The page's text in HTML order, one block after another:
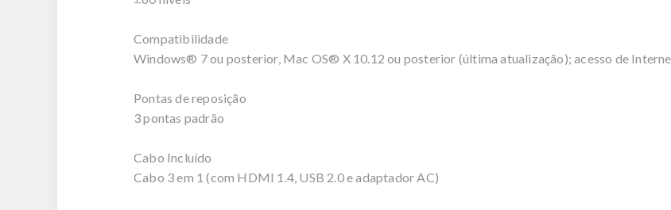
Compatibilidade
Windows® 7 ou posterior, Mac OS® X 10.12 ou posterior (última atualização); acesso de
Pontas de reposição
3 pontas padrão
Cabo Incluído
Cabo 3 em 1 (com HDMI 1.4, USB 2.0 e adaptador AC)